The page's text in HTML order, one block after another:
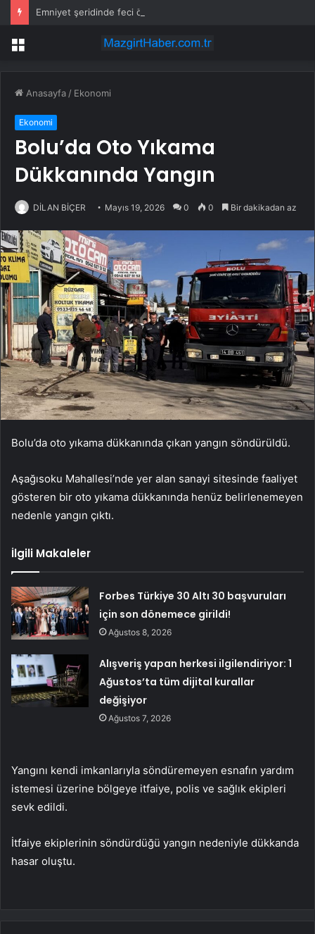
Menü
Anasayfa / Ekonomi
Ekonomi
Bolu’da Oto Yıkama
Dükkanında Yangın
DİLAN BİÇER Mayıs 19, 2026 0 0 Bir dakikadan az
Bolu’da oto yıkama dükkanında çıkan yangın söndürüldü.
Aşağısoku Mahallesi’nde yer alan sanayi sitesinde faaliyet
gösteren bir oto yıkama dükkanında henüz belirlenemeyen
nedenle yangın çıktı.
İlgili Makaleler
Forbes Türkiye 30 Altı 30 başvuruları
için son dönemece girildi!
Ağustos 8, 2026
Alışveriş yapan herkesi ilgilendiriyor: 1
Ağustos’ta tüm dijital kurallar
değişiyor
Ağustos 7, 2026
Yangını kendi imkanlarıyla söndüremeyen esnafın yardım
istemesi üzerine bölgeye itfaiye, polis ve sağlık ekipleri
sevk edildi.
İtfaiye ekiplerinin söndürdüğü yangın nedeniyle dükkanda
hasar oluştu.